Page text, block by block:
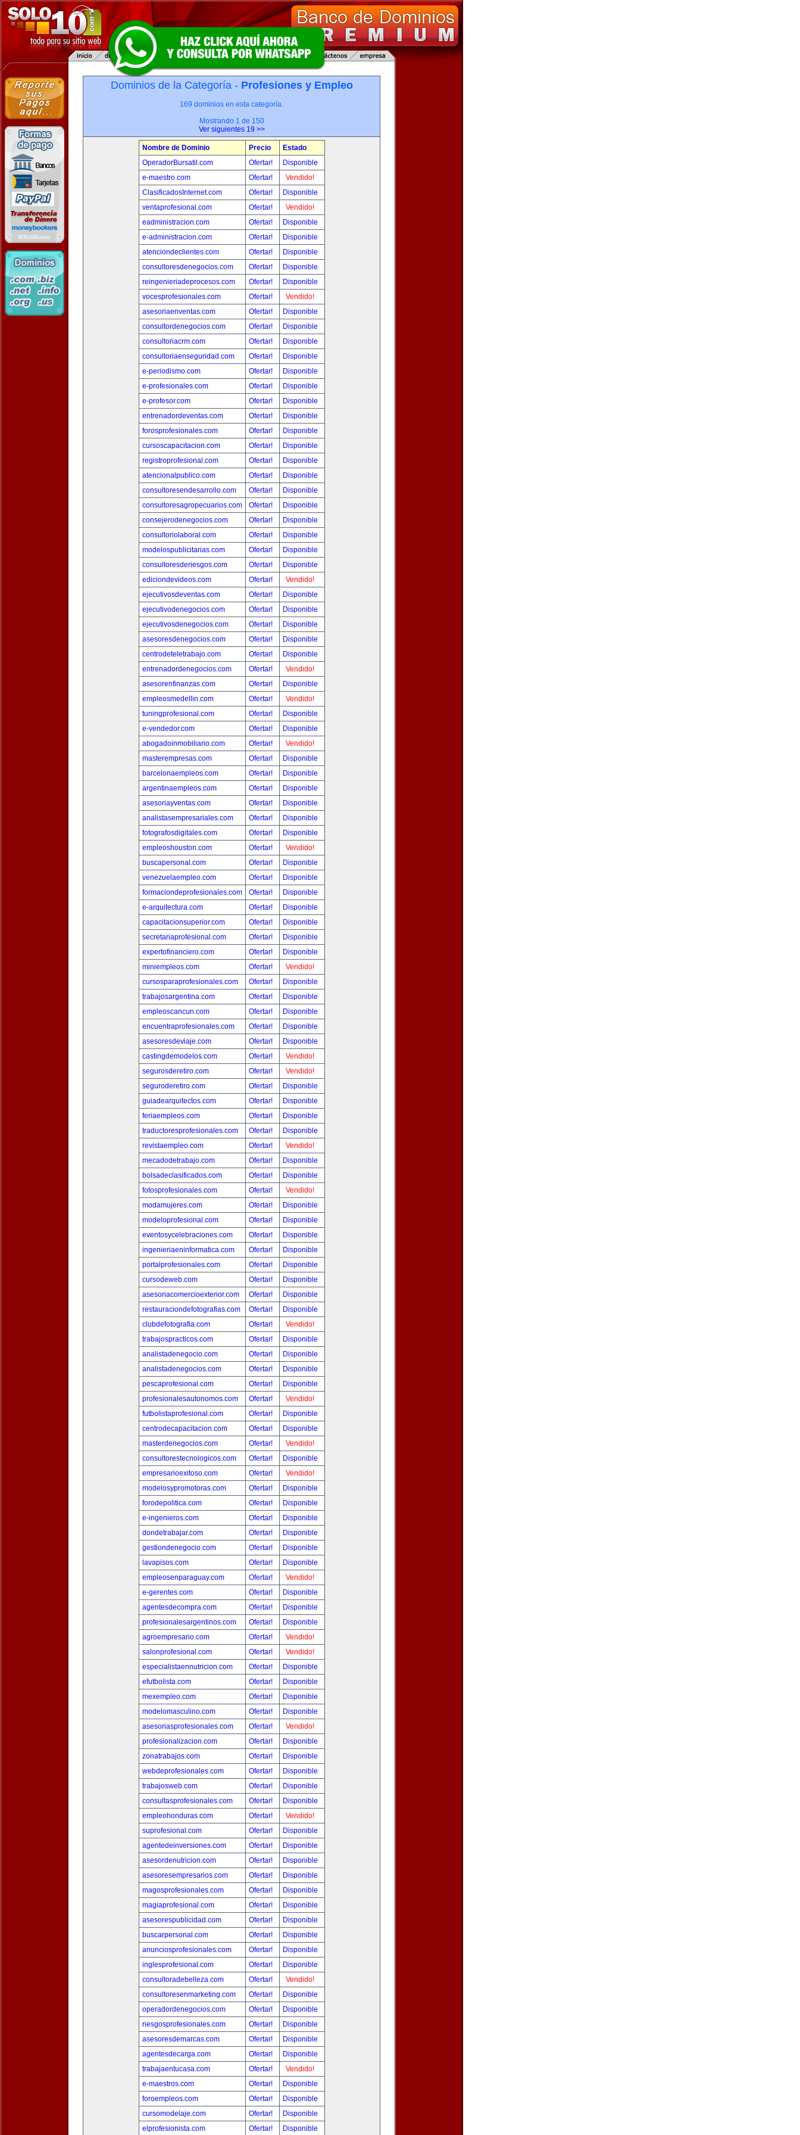
Dominios de la Categoría - Profesiones y Empleo
169 dominios en esta categoría.
Mostrando 1 de 150
Ver siguientes 19 >>
Nombre de Dominio Precio
Estado
OperadorBursatil.com
Ofertar!
Disponible
e-maestro.com
Ofertar!
Vendido!
ClasificadosInternet.com
Ofertar!
Disponible
ventaprofesional.com
Ofertar!
Vendido!
eadministracion.com
Ofertar!
Disponible
e-administracion.com
Ofertar!
Disponible
atenciondeclientes.com
Ofertar!
Disponible
consultoresdenegocios.com
Ofertar!
Disponible
reingenieriadeprocesos.com
Ofertar!
Disponible
vocesprofesionales.com
Ofertar!
Vendido!
asesoriaenventas.com
Ofertar!
Disponible
consultordenegocios.com
Ofertar!
Disponible
consultoriacrm.com
Ofertar!
Disponible
consultoriaenseguridad.com
Ofertar!
Disponible
e-periodismo.com
Ofertar!
Disponible
e-profesionales.com
Ofertar!
Disponible
e-profesor.com
Ofertar!
Disponible
entrenadordeventas.com
Ofertar!
Disponible
forosprofesionales.com
Ofertar!
Disponible
cursoscapacitacion.com
Ofertar!
Disponible
registroprofesional.com
Ofertar!
Disponible
atencionalpublico.com
Ofertar!
Disponible
consultoresendesarrollo.com
Ofertar!
Disponible
consultoresagropecuarios.com
Ofertar!
Disponible
consejerodenegocios.com
Ofertar!
Disponible
consultoriolaboral.com
Ofertar!
Disponible
modelospublicitarias.com
Ofertar!
Disponible
consultoresderiesgos.com
Ofertar!
Disponible
ediciondevideos.com
Ofertar!
Vendido!
ejecutivosdeventas.com
Ofertar!
Disponible
ejecutivodenegocios.com
Ofertar!
Disponible
ejecutivosdenegocios.com
Ofertar!
Disponible
asesoresdenegocios.com
Ofertar!
Disponible
centrodeteletrabajo.com
Ofertar!
Disponible
entrenadordenegocios.com
Ofertar!
Vendido!
asesorenfinanzas.com
Ofertar!
Disponible
empleosmedellin.com
Ofertar!
Vendido!
tuningprofesional.com
Ofertar!
Disponible
e-vendedor.com
Ofertar!
Disponible
abogadoinmobiliario.com
Ofertar!
Vendido!
masterempresas.com
Ofertar!
Disponible
barcelonaempleos.com
Ofertar!
Disponible
argentinaempleos.com
Ofertar!
Disponible
asesoriayventas.com
Ofertar!
Disponible
analistasempresariales.com
Ofertar!
Disponible
fotografosdigitales.com
Ofertar!
Disponible
empleoshouston.com
Ofertar!
Vendido!
buscapersonal.com
Ofertar!
Disponible
venezuelaempleo.com
Ofertar!
Disponible
formaciondeprofesionales.com
Ofertar!
Disponible
e-arquitectura.com
Ofertar!
Disponible
capacitacionsuperior.com
Ofertar!
Disponible
secretariaprofesional.com
Ofertar!
Disponible
expertofinanciero.com
Ofertar!
Disponible
miniempleos.com
Ofertar!
Vendido!
cursosparaprofesionales.com
Ofertar!
Disponible
trabajosargentina.com
Ofertar!
Disponible
empleoscancun.com
Ofertar!
Disponible
encuentraprofesionales.com
Ofertar!
Disponible
asesoresdeviaje.com
Ofertar!
Disponible
castingdemodelos.com
Ofertar!
Vendido!
segurosderetiro.com
Ofertar!
Vendido!
seguroderetiro.com
Ofertar!
Disponible
guiadearquitectos.com
Ofertar!
Disponible
feriaempleos.com
Ofertar!
Disponible
traductoresprofesionales.com
Ofertar!
Disponible
revistaempleo.com
Ofertar!
Vendido!
mecadodetrabajo.com
Ofertar!
Disponible
bolsadeclasificados.com
Ofertar!
Disponible
fotosprofesionales.com
Ofertar!
Vendido!
modamujeres.com
Ofertar!
Disponible
modeloprofesional.com
Ofertar!
Disponible
eventosycelebraciones.com
Ofertar!
Disponible
ingenieriaeninformatica.com
Ofertar!
Disponible
portalprofesionales.com
Ofertar!
Disponible
cursodeweb.com
Ofertar!
Disponible
asesoriacomercioexterior.com
Ofertar!
Disponible
restauraciondefotografias.com
Ofertar!
Disponible
clubdefotografia.com
Ofertar!
Vendido!
trabajospracticos.com
Ofertar!
Disponible
analistadenegocio.com
Ofertar!
Disponible
analistadenegocios.com
Ofertar!
Disponible
pescaprofesional.com
Ofertar!
Disponible
profesionalesautonomos.com
Ofertar!
Vendido!
futbolistaprofesional.com
Ofertar!
Disponible
centrodecapacitacion.com
Ofertar!
Disponible
masterdenegocios.com
Ofertar!
Vendido!
consultorestecnologicos.com
Ofertar!
Disponible
empresarioexitoso.com
Ofertar!
Vendido!
modelosypromotoras.com
Ofertar!
Disponible
forodepolitica.com
Ofertar!
Disponible
e-ingenieros.com
Ofertar!
Disponible
dondetrabajar.com
Ofertar!
Disponible
gestiondenegocio.com
Ofertar!
Disponible
lavapisos.com
Ofertar!
Disponible
empleosenparaguay.com
Ofertar!
Vendido!
e-gerentes.com
Ofertar!
Disponible
agentesdecompra.com
Ofertar!
Disponible
profesionalesargentinos.com
Ofertar!
Disponible
agroempresario.com
Ofertar!
Vendido!
salonprofesional.com
Ofertar!
Vendido!
especialistaennutricion.com
Ofertar!
Disponible
efutbolista.com
Ofertar!
Disponible
mexempleo.com
Ofertar!
Disponible
modelomasculino.com
Ofertar!
Disponible
asesoriasprofesionales.com
Ofertar!
Vendido!
profesionalizacion.com
Ofertar!
Disponible
zonatrabajos.com
Ofertar!
Disponible
webdeprofesionales.com
Ofertar!
Disponible
trabajosweb.com
Ofertar!
Disponible
consultasprofesionales.com
Ofertar!
Disponible
empleohonduras.com
Ofertar!
Vendido!
suprofesional.com
Ofertar!
Disponible
agentedeinversiones.com
Ofertar!
Disponible
asesordenutricion.com
Ofertar!
Disponible
asesoresempresarios.com
Ofertar!
Disponible
magosprofesionales.com
Ofertar!
Disponible
magiaprofesional.com
Ofertar!
Disponible
asesorespublicidad.com
Ofertar!
Disponible
buscarpersonal.com
Ofertar!
Disponible
anunciosprofesionales.com
Ofertar!
Disponible
inglesprofesional.com
Ofertar!
Disponible
consultoradebelleza.com
Ofertar!
Vendido!
consultoresenmarketing.com
Ofertar!
Disponible
operadordenegocios.com
Ofertar!
Disponible
riesgosprofesionales.com
Ofertar!
Disponible
asesoresdemarcas.com
Ofertar!
Disponible
agentesdecarga.com
Ofertar!
Disponible
trabajaentucasa.com
Ofertar!
Vendido!
e-maestros.com
Ofertar!
Disponible
foroempleos.com
Ofertar!
Disponible
cursomodelaje.com
Ofertar!
Disponible
elprofesionista.com
Ofertar! Disponible